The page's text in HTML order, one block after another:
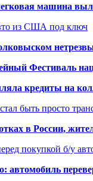
машина
из США под ключ
Фестиваль
кредиты на
быть просто
в России,
покупкой б/у
автомобиль